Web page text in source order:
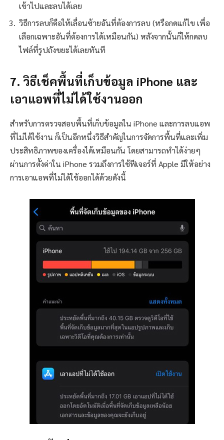
เข้าไปและลบได้เลย
วิธีการลบก็คือให้เลื่อนซ้ายอันที่ต้องการลบ (หรือกดแก้ไข เพื่อ
เลือกเฉพาะอันที่ต้องการได้เหมือนกัน) หลังจากนั้นก็ให้กดลบ
ไฟล์ที่รูปถังขยะได้เลยทันที
7. วิธีเช็คพื้นที่เก็บข้อมูล iPhone และ
เอาแอพที่ไม่ได้ใช้งานออก
สำหรับการตรวจสอบพื้นที่เก็บข้อมูลใน iPhone และการลบแอพ
ที่ไม่ได้ใช้งาน ก็เป็นอีกหนึ่งวิธีสำคัญในการจัดการพื้นที่และเพิ่ม
ประสิทธิภาพของเครื่องได้เหมือนกัน โดยสามารถทำได้ง่ายๆ
ผ่านการตั้งค่าใน iPhone รวมถึงการใช้ฟีเจอร์ที่ Apple มีให้อย่าง
การเอาแอพที่ไม่ได้ใช้ออกได้ด้วยดังนี้